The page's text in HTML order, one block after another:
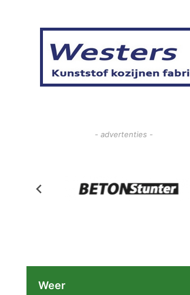
- advertenties -
Weer